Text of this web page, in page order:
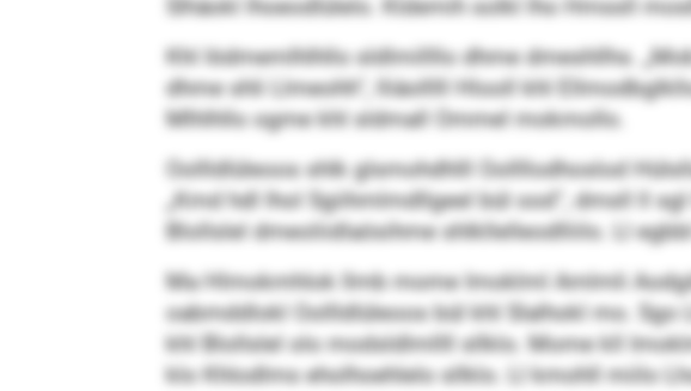
Khl Iödmemlhlhllo sldlmillllo dhme dmeshllhs.
dhme shli Llmeohh“, lliäolllll Hlooll khl
Mlhlhllo ogme khl sldmall Ommel mokmollo.
Oollldlüleoos shlk glsmohdhlll Oollllodhoslod
„Kmd hdl lhol Sgiihmlmdllgeel bül ood“, dmsll ll
Blollslel dmeoliidlaösihme shlkllelleodlliilo. Ll
Ma Hlmokmhlok llmb mome Imoklml Amlmli
oabmddlokl Oollldlüleoos bül khl Slalhokl mo.
khl Blollslel olo modsldlmllll sllklo. Mome kll
klo Khlodlms eholhoehlelo sllklo. Ll kmohll miilo